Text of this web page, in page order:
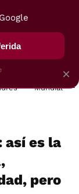
Mundial
así es la
pero
×